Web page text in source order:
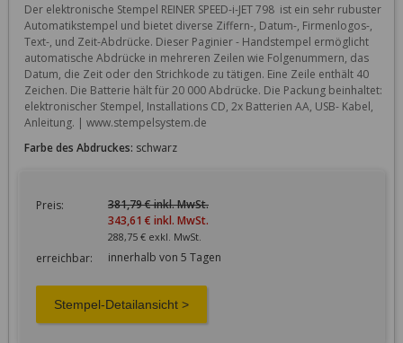
Der elektronische Stempel REINER SPEED-i-JET 798  ist ein sehr rubuster
Automatikstempel und bietet diverse Ziffern-, Datum-, Firmenlogos-,
Text-, und Zeit-Abdrücke. Dieser Paginier - Handstempel ermöglicht
automatische Abdrücke in mehreren Zeilen wie Folgenummern, das
Datum, die Zeit oder den Strichkode zu tätigen. Eine Zeile enthält 40
Zeichen. Die Batterie hält für 20 000 Abdrücke. Die Packung beinhaltet:
elektronischer Stempel, Installations CD, 2x Batterien AA, USB- Kabel,
Anleitung. | www.stempelsystem.de
Farbe des Abdruckes: schwarz
Preis:
381,79 € inkl. MwSt.
343,61 € inkl. MwSt.
288,75 € exkl. MwSt.
erreichbar: innerhalb von 5 Tagen